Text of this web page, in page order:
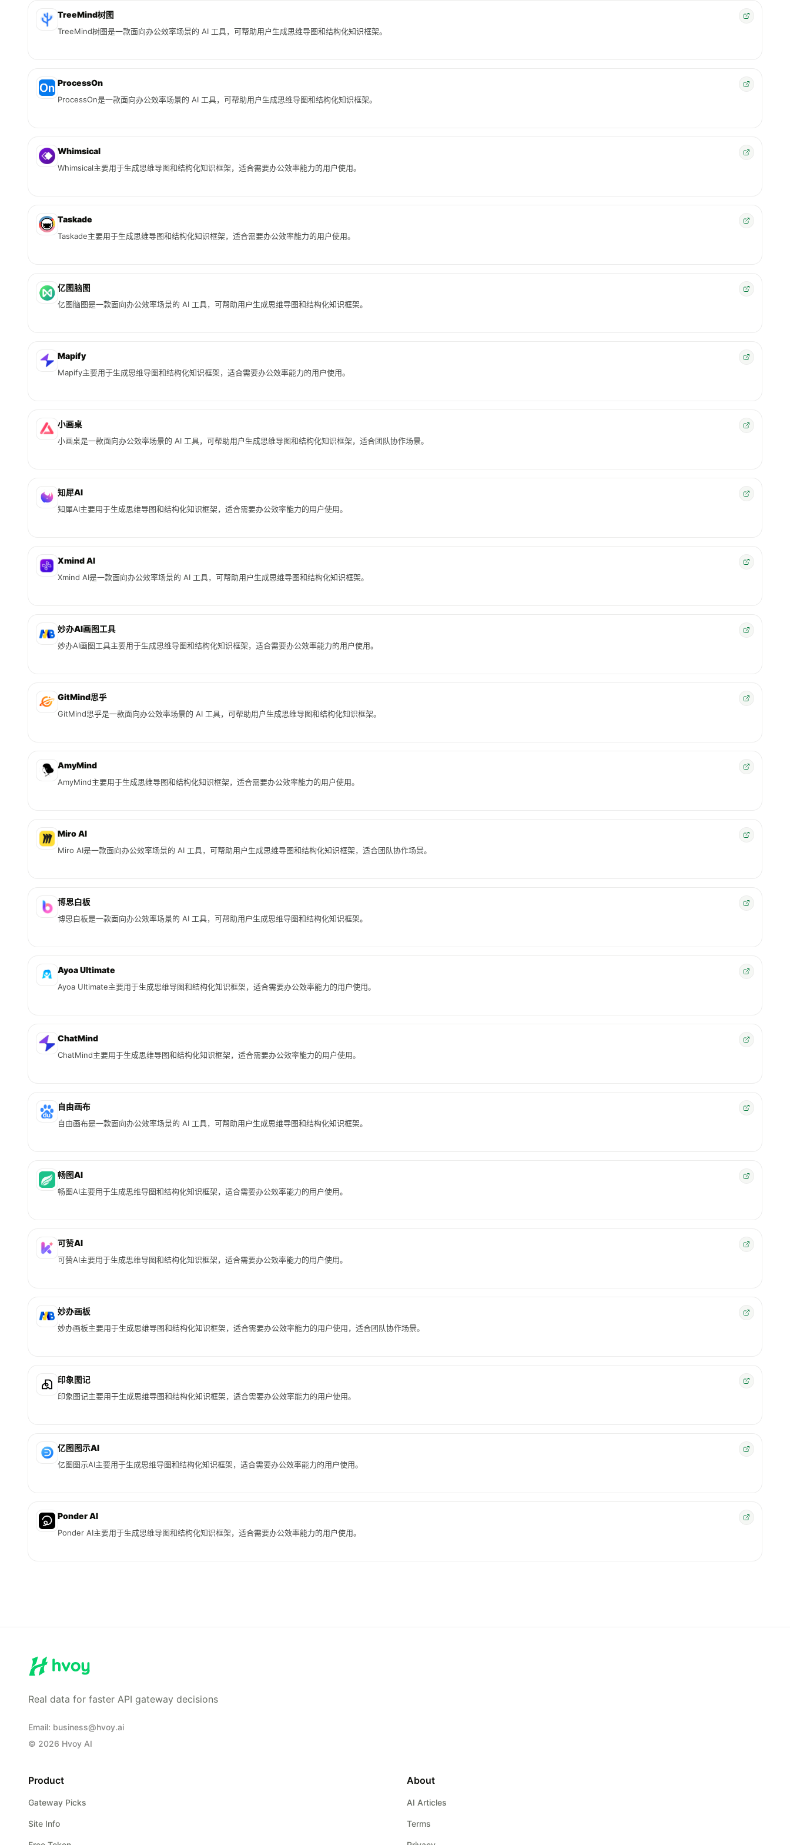
TreeMind树图
TreeMind树图是一款面向办公效率场景的 AI 工具，可帮助用户生成思维导图和结构化知识框架。
ProcessOn
ProcessOn是一款面向办公效率场景的 AI 工具，可帮助用户生成思维导图和结构化知识框架。
Whimsical
Whimsical主要用于生成思维导图和结构化知识框架，适合需要办公效率能力的用户使用。
Taskade
Taskade主要用于生成思维导图和结构化知识框架，适合需要办公效率能力的用户使用。
亿图脑图
亿图脑图是一款面向办公效率场景的 AI 工具，可帮助用户生成思维导图和结构化知识框架。
Mapify
Mapify主要用于生成思维导图和结构化知识框架，适合需要办公效率能力的用户使用。
小画桌
小画桌是一款面向办公效率场景的 AI 工具，可帮助用户生成思维导图和结构化知识框架，适合团队协作场景。
知犀AI
知犀AI主要用于生成思维导图和结构化知识框架，适合需要办公效率能力的用户使用。
Xmind AI
Xmind AI是一款面向办公效率场景的 AI 工具，可帮助用户生成思维导图和结构化知识框架。
妙办AI画图工具
妙办AI画图工具主要用于生成思维导图和结构化知识框架，适合需要办公效率能力的用户使用。
GitMind思乎
GitMind思乎是一款面向办公效率场景的 AI 工具，可帮助用户生成思维导图和结构化知识框架。
AmyMind
AmyMind主要用于生成思维导图和结构化知识框架，适合需要办公效率能力的用户使用。
Miro AI
Miro AI是一款面向办公效率场景的 AI 工具，可帮助用户生成思维导图和结构化知识框架，适合团队协作场景。
博思白板
博思白板是一款面向办公效率场景的 AI 工具，可帮助用户生成思维导图和结构化知识框架。
Ayoa Ultimate
Ayoa Ultimate主要用于生成思维导图和结构化知识框架，适合需要办公效率能力的用户使用。
ChatMind
ChatMind主要用于生成思维导图和结构化知识框架，适合需要办公效率能力的用户使用。
自由画布
自由画布是一款面向办公效率场景的 AI 工具，可帮助用户生成思维导图和结构化知识框架。
畅图AI
畅图AI主要用于生成思维导图和结构化知识框架，适合需要办公效率能力的用户使用。
可赞AI
可赞AI主要用于生成思维导图和结构化知识框架，适合需要办公效率能力的用户使用。
妙办画板
妙办画板主要用于生成思维导图和结构化知识框架，适合需要办公效率能力的用户使用，适合团队协作场景。
印象图记
印象图记主要用于生成思维导图和结构化知识框架，适合需要办公效率能力的用户使用。
亿图图示AI
亿图图示AI主要用于生成思维导图和结构化知识框架，适合需要办公效率能力的用户使用。
Ponder AI
Ponder AI主要用于生成思维导图和结构化知识框架，适合需要办公效率能力的用户使用。
Real data for faster API gateway decisions
Email: business@hvoy.ai
© 2026 Hvoy AI
Product
Gateway Picks
Site Info
About
AI Articles
Terms